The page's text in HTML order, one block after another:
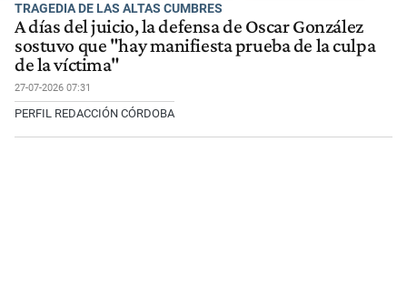
TRAGEDIA DE LAS ALTAS CUMBRES
A días del juicio, la defensa de Oscar González
sostuvo que "hay manifiesta prueba de la culpa
de la víctima"
27-07-2026 07:31
PERFIL REDACCIÓN CÓRDOBA